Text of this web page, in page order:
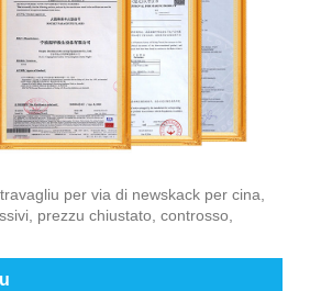
per via di newskack per cina,
prezzu chiustato, controsso,